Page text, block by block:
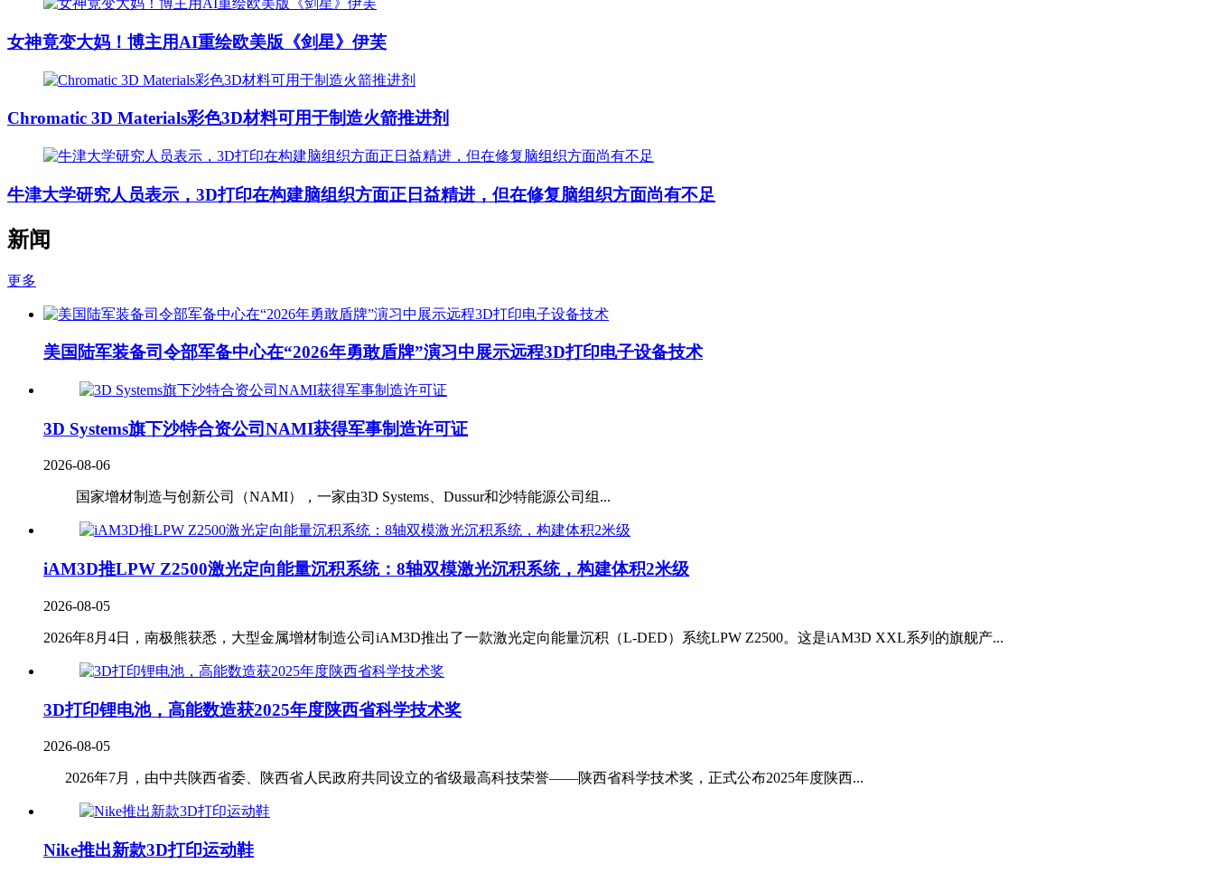
女神竟变大妈！博主用AI重绘欧美版《剑星》伊芙
Chromatic 3D Materials彩色3D材料可用于制造火箭推进剂
牛津大学研究人员表示，3D打印在构建脑组织方面正日益精进，但在修复脑组织方面尚有不足
新闻
更多
美国陆军装备司令部军备中心在“2026年勇敢盾牌”演习中展示远程3D打印电子设备技术
3D Systems旗下沙特合资公司NAMI获得军事制造许可证
2026-08-06
国家增材制造与创新公司（NAMI），一家由3D Systems、Dussur和沙特能源公司组...
iAM3D推LPW Z2500激光定向能量沉积系统：8轴双模激光沉积系统，构建体积2米级
2026-08-05
2026年8月4日，南极熊获悉，大型金属增材制造公司iAM3D推出了一款激光定向能量沉积（L-DED）系统LPW Z2500。这是iAM3D XXL系列的旗舰产...
3D打印锂电池，高能数造获2025年度陕西省科学技术奖
2026-08-05
2026年7月，由中共陕西省委、陕西省人民政府共同设立的省级最高科技荣誉——陕西省科学技术奖，正式公布2025年度陕西...
Nike推出新款3D打印运动鞋